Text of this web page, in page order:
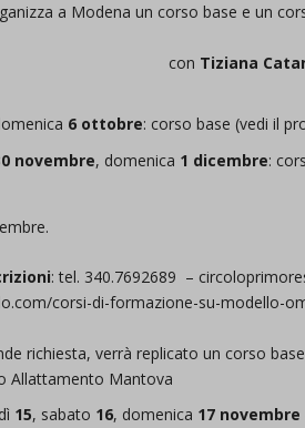
a Modena un corso base e un
con Tiziana
6 ottobre: corso base (vedi il
novembre, domenica 1 dicembre:
: tel. 340.7692689 –
corsi-di-formazione-su-modello-
richiesta, verrà replicato un corso
Allattamento Mantova
15, sabato 16, domenica 17 novembre